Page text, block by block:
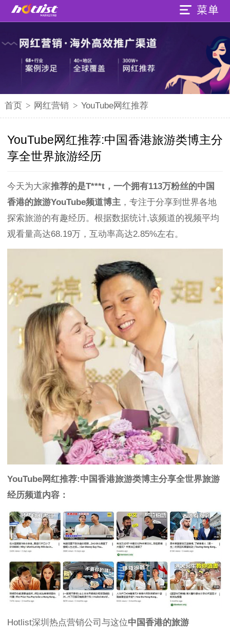
首页 > 网红营销 > YouTube网红推荐
YouTube网红推荐:中国香港旅游类博主分
享全世界旅游经历
今天为大家推荐的是T***t，一个拥有113万粉丝的中国
香港的旅游YouTube频道博主 ，专注于分享到世界各地
探索旅游的有趣经历。根据数据统计,该频道的视频平均
观看量高达68.19万，互动率高达2.85%左右。
YouTube网红推荐:中国香港旅游类博主分享全世界旅游
经历频道内容：
Hotlist深圳热点营销公司与这位中国香港的旅游